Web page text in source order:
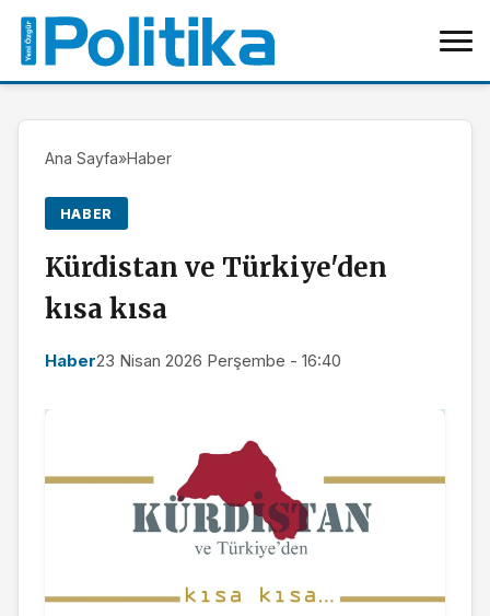
Ana Sayfa»Haber
HABER
Kürdistan ve Türkiye'den
kısa kısa
Haber23 Nisan 2026 Perşembe - 16:40